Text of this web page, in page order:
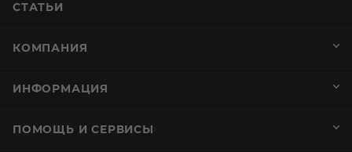
СТАТЬИ
КОМПАНИЯ
ИНФОРМАЦИЯ
ПОМОЩЬ И СЕРВИСЫ